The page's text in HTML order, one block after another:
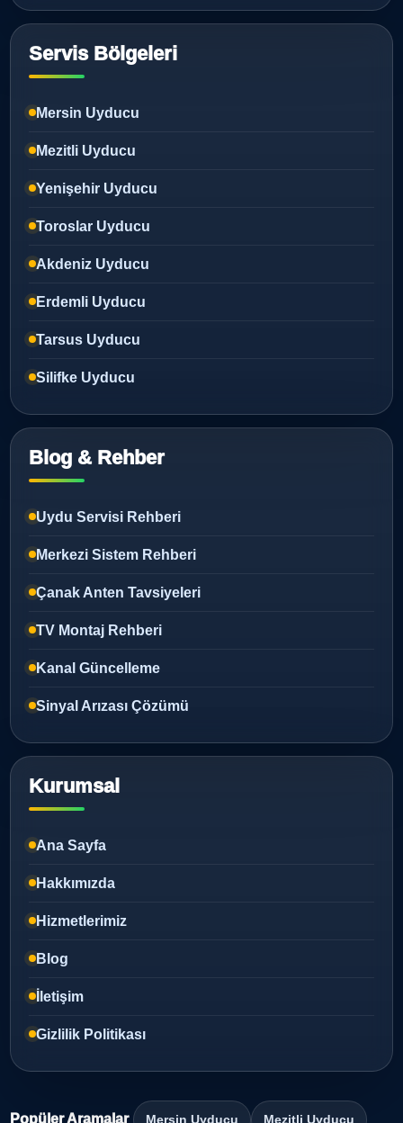
Servis Bölgeleri
Mersin Uyducu
Mezitli Uyducu
Yenişehir Uyducu
Toroslar Uyducu
Akdeniz Uyducu
Erdemli Uyducu
Tarsus Uyducu
Silifke Uyducu
Blog & Rehber
Uydu Servisi Rehberi
Merkezi Sistem Rehberi
Çanak Anten Tavsiyeleri
TV Montaj Rehberi
Kanal Güncelleme
Sinyal Arızası Çözümü
Kurumsal
Ana Sayfa
Hakkımızda
Hizmetlerimiz
Blog
İletişim
Gizlilik Politikası
Popüler Aramalar Mersin Uyducu Mezitli Uyducu